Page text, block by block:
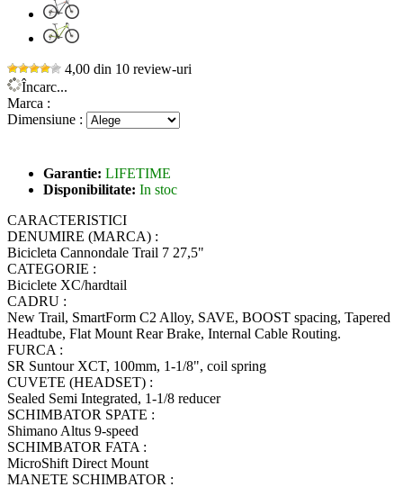
4,00 din 10 review-uri
Încarc...
Marca :
Dimensiune :
Garantie: LIFETIME
Disponibilitate: In stoc
CARACTERISTICI
DENUMIRE (MARCA) :
Bicicleta Cannondale Trail 7 27,5"
CATEGORIE :
Biciclete XC/hardtail
CADRU :
New Trail, SmartForm C2 Alloy, SAVE, BOOST spacing, Tapered
Headtube, Flat Mount Rear Brake, Internal Cable Routing.
FURCA :
SR Suntour XCT, 100mm, 1-1/8", coil spring
CUVETE (HEADSET) :
Sealed Semi Integrated, 1-1/8 reducer
SCHIMBATOR SPATE :
Shimano Altus 9-speed
SCHIMBATOR FATA :
MicroShift Direct Mount
MANETE SCHIMBATOR :